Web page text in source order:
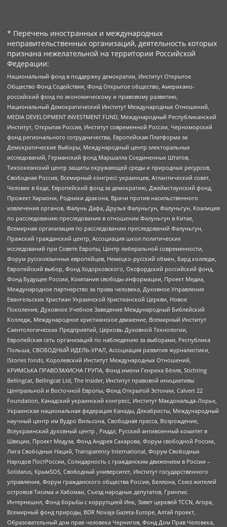
* Перечень иностранных и международных
неправительственных организаций, деятельность которых
признана нежелательной на территории Российской
Федерации:
Национальный фонд в поддержку демократии, Институт Открытое
Общество Фонд Содействия, Фонд Открытое общество, Американо-
российский фонд по экономическому и правовому развитию,
Национальный Демократический Институт Международных Отношений,
MEDIA DEVELOPMENT INVESTMENT FUND, Международный Республиканский
Институт, Открытая Россия, Институт современной России, Черноморский
фонд регионального сотрудничества, Европейская Платформа за
Демократические Выборы, Международный центр электоральных
исследований, Германский фонд Маршалла Соединенных Штатов,
Тихоокеанский центр защиты окружающей среды и природных ресурсов,
Свободная Россия, Всемирный конгресс украинцев, Атлантический совет,
Человек в беде, Европейский фонд за демократию, Джеймстаунский фонд,
Прожект Хармони, Родники дракона, Врачи против насильственного
извлечения органов, Фалунь Дафа, Друзья Фалуньгун, Фалуньгун, Коалиция
по расследованию преследования в отношении Фалуньгун в Китае,
Всемирная организация по расследованию преследований Фалуньгун,
Пражский гражданский центр, Ассоциация школ политических
исследований при Совете Европы, Центр либеральной современности,
Форум русскоязычных европейцев, Немецко-русский обмен, Бард колледж,
Европейский выбор, Фонд Ходорковского, Оксфордский российский фонд,
Фонд Будущее России, Компания свободы информации, Проект Медиа,
Международное партнерство за права человека, Духовное Управление
Евангельских Христиан Украинской Христианской Церкви, Новое
Поколение, Духовное Учебное Заведение Международный Библейский
Колледж, Международное христианское движение, Всемирный Институт
Саентологических Предприятий, Церковь Духовной Технологии,
Европейская сеть организаций по наблюдению за выборами, Республика
Польша, СВОБОДНЫЙ ИДЕЛЬ-УРАЛ, Ассоциация развития журналистики,
IStories fonds, Королевский Институт Международных Отношений,
КРИМСЬКА ПРАВОЗАХИСНА ГРУПА, Фонд имени Генриха Бёлля, Stichting
Bellingcat, Bellingcat Ltd, The Insider, Институт правовой инициативы
Центральной и Восточной Европы, Фонд Открытой Эстонии, Calvert 22
Foundation, Канадский украинский конгресс, Институт Макдональда-Лорье,
Украинская национальная федерация Канады, Декабристы, Международный
научный центр им Вудро Вильсона, Свободная пресса, Возрождение,
Всеукраинский духовный центр , Риддл, Русский антивоенный комитет в
Швеции, Проект Медуза, Фонд Андрея Сахарова, Форум свободной России,
Лига Свободных Наций, Transparеncy International, Форум Свободных
Народов ПостРоссии, Солидарность с гражданским движением в России –
Solidarus, КрымSOS, Свободный университет, Институт государственного
управления, Форум гражданского общества Россия, Беллона, Союз жителей
островов Тисима и Хабомаи, Съезд народных депутатов, Гринпис
Интернешнл, Фонд борьбы с коррупцией Инк, Завет церквей TCCN, Агора,
Всемирный фонд природы, BDR Novaja Gazeta-Europe, Алтай проект,
Образовательный дом прав человека Чернигов, Фонд Дом Прав Человека,